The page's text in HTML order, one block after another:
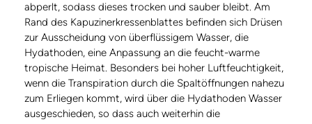
abperlt, sodass dieses trocken und sauber bleibt. Am
Rand des Kapuzinerkressenblattes befinden sich Drüsen
zur Ausscheidung von überflüssigem Wasser, die
Hydathoden, eine Anpassung an die feucht-warme
tropische Heimat. Besonders bei hoher Luftfeuchtigkeit,
wenn die Transpiration durch die Spaltöffnungen nahezu
zum Erliegen kommt, wird über die Hydathoden Wasser
ausgeschieden, so dass auch weiterhin die